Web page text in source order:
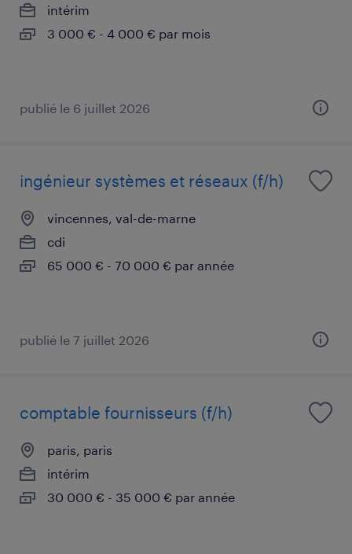
intérim
3 000 € - 4 000 € par mois
publié le 6 juillet 2026
ingénieur systèmes et réseaux (f/h)
vincennes, val-de-marne
cdi
65 000 € - 70 000 € par année
publié le 7 juillet 2026
comptable fournisseurs (f/h)
paris, paris
intérim
30 000 € - 35 000 € par année